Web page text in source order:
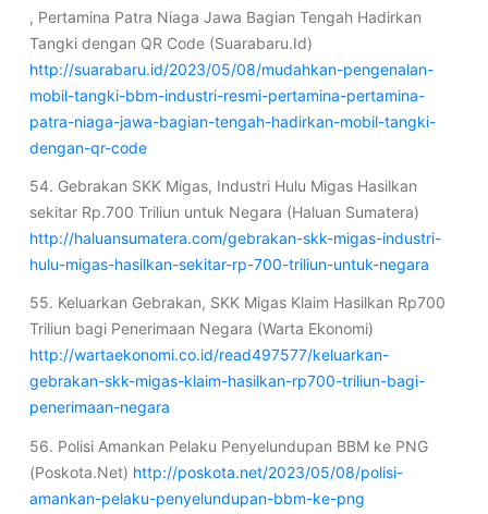
, Pertamina Patra Niaga Jawa Bagian Tengah Hadirkan
Tangki dengan QR Code (Suarabaru.Id)
http://suarabaru.id/2023/05/08/mudahkan-pengenalan-
mobil-tangki-bbm-industri-resmi-pertamina-pertamina-
patra-niaga-jawa-bagian-tengah-hadirkan-mobil-tangki-
dengan-qr-code
54. Gebrakan SKK Migas, Industri Hulu Migas Hasilkan
sekitar Rp.700 Triliun untuk Negara (Haluan Sumatera)
http://haluansumatera.com/gebrakan-skk-migas-industri-
hulu-migas-hasilkan-sekitar-rp-700-triliun-untuk-negara
55. Keluarkan Gebrakan, SKK Migas Klaim Hasilkan Rp700
Triliun bagi Penerimaan Negara (Warta Ekonomi)
http://wartaekonomi.co.id/read497577/keluarkan-
gebrakan-skk-migas-klaim-hasilkan-rp700-triliun-bagi-
penerimaan-negara
56. Polisi Amankan Pelaku Penyelundupan BBM ke PNG
(Poskota.Net) http://poskota.net/2023/05/08/polisi-
amankan-pelaku-penyelundupan-bbm-ke-png